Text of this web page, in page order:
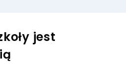
jest